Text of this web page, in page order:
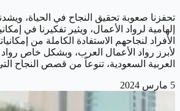
تحفزنا صعوبة تحقيق النجاح في الحياة،
إلهامية لرواد الأعمال، ويثير تفكيرنا في
الأفراد لنجاحهم الاستفادة الكاملة من
لأبرز رواد الأعمال العرب، وبشكل خاص
العربية السعودية، تنوعاً من قصص النجاح
5 مارس 2024